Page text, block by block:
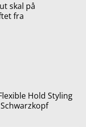
skal på
fra
Hold Styling